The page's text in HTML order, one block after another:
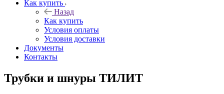
Как купить
Назад
Как купить
Условия оплаты
Условия доставки
Документы
Контакты
Трубки и шнуры ТИЛИТ